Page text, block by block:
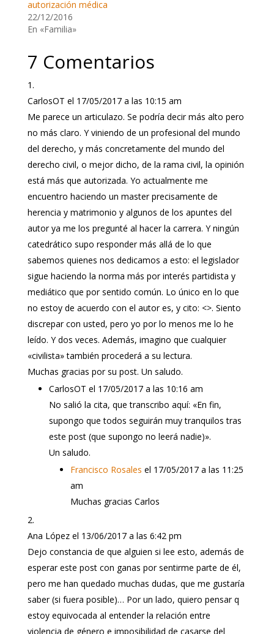
autorización médica
22/12/2016
En «Familia»
7 Comentarios
CarlosOT el 17/05/2017 a las 10:15 am
Me parece un articulazo. Se podría decir más alto pero
no más claro. Y viniendo de un profesional del mundo
del derecho, y más concretamente del mundo del
derecho civil, o mejor dicho, de la rama civil, la opinión
está más que autorizada. Yo actualmente me
encuentro haciendo un master precisamente de
herencia y matrimonio y algunos de los apuntes del
autor ya me los pregunté al hacer la carrera. Y ningún
catedrático supo responder más allá de lo que
sabemos quienes nos dedicamos a esto: el legislador
sigue haciendo la norma más por interés partidista y
mediático que por sentido común. Lo único en lo que
no estoy de acuerdo con el autor es, y cito: <>. Siento
discrepar con usted, pero yo por lo menos me lo he
leído. Y dos veces. Además, imagino que cualquier
«civilista» también procederá a su lectura.
Muchas gracias por su post. Un saludo.
CarlosOT el 17/05/2017 a las 10:16 am
No salió la cita, que transcribo aquí: «En fin,
supongo que todos seguirán muy tranquilos tras
este post (que supongo no leerá nadie)».
Un saludo.
Francisco Rosales el 17/05/2017 a las 11:25
am
Muchas gracias Carlos
Ana López el 13/06/2017 a las 6:42 pm
Dejo constancia de que alguien si lee esto, además de
esperar este post con ganas por sentirme parte de él,
pero me han quedado muchas dudas, que me gustaría
saber (si fuera posible)… Por un lado, quiero pensar q
estoy equivocada al entender la relación entre
violencia de género e imposibilidad de casarse del